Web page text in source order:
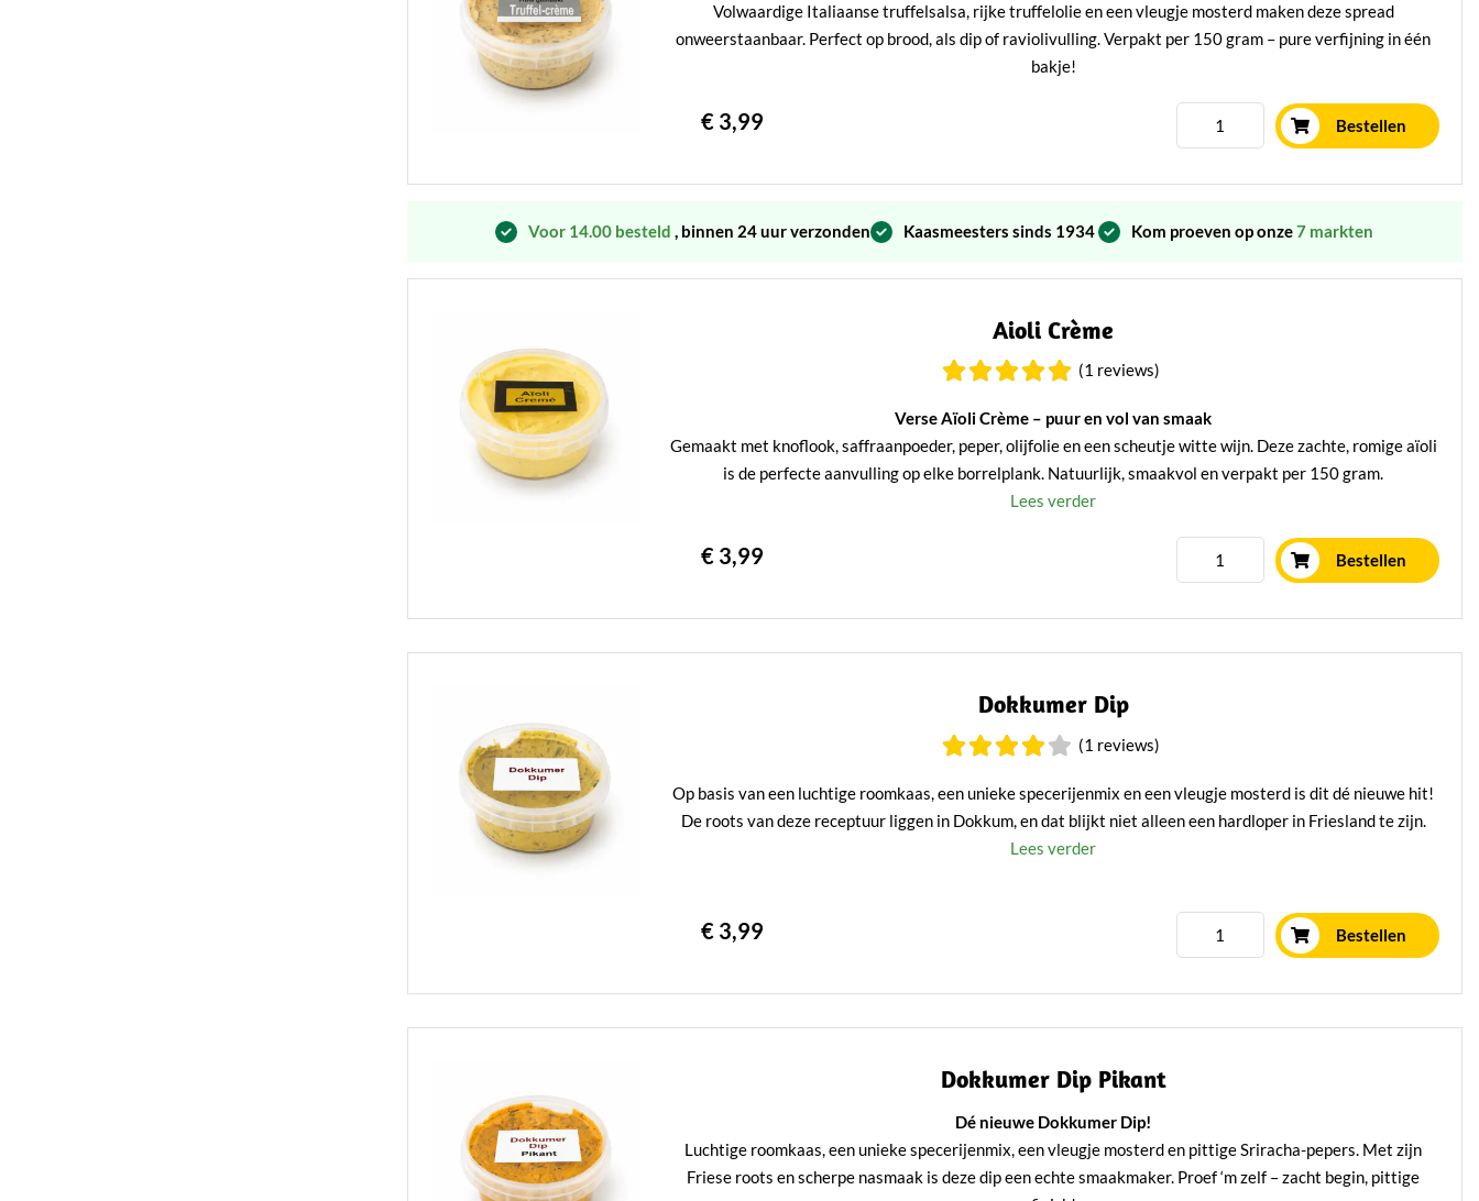
Volwaardige Italiaanse truffelsalsa, rijke truffelolie en een vleugje mosterd maken deze spread
onweerstaanbaar. Perfect op brood, als dip of raviolivulling. Verpakt per 150 gram – pure verfijning in één
bakje!
€ 3,99 Bestellen
Voor 14.00 besteld, binnen 24 uur verzonden Kaasmeesters sinds 1934 Kom proeven op onze7 markten
Aioli Crème
(1 reviews)
Verse Aïoli Crème – puur en vol van smaak
Gemaakt met knoflook, saffraanpoeder, peper, olijfolie en een scheutje witte wijn. Deze zachte, romige aïoli
is de perfecte aanvulling op elke borrelplank. Natuurlijk, smaakvol en verpakt per 150 gram.
Lees verder
€ 3,99 Bestellen
Dokkumer Dip
(1 reviews)
Op basis van een luchtige roomkaas, een unieke specerijenmix en een vleugje mosterd is dit dé nieuwe hit!
De roots van deze receptuur liggen in Dokkum, en dat blijkt niet alleen een hardloper in Friesland te zijn.
Lees verder
€ 3,99 Bestellen
Dokkumer Dip Pikant
Dé nieuwe Dokkumer Dip!
Luchtige roomkaas, een unieke specerijenmix, een vleugje mosterd en pittige Sriracha-pepers. Met zijn
Friese roots en scherpe nasmaak is deze dip een echte smaakmaker. Proef ‘m zelf – zacht begin, pittige